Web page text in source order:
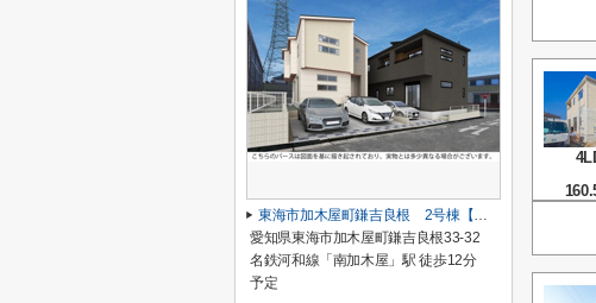
東海市加木屋町鎌吉良根 2号棟【仲介手数料0円】
愛知県東海市加木屋町鎌吉良根33-32
名鉄河和線「南加木屋」駅 徒歩12分
予定